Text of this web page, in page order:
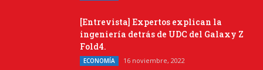
[Entrevista] Expertos explican la
ingeniería detrás de UDC del Galaxy Z
Fold4.
ECONOMÍA 16 noviembre, 2022